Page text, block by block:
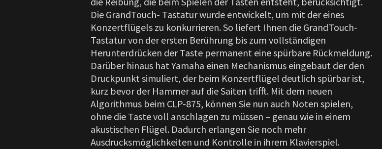
Die GrandTouch- Tastatur wurde entwickelt, um mit der eines
Konzertflügels zu konkurrieren. So liefert Ihnen die GrandTouch-
Tastatur von der ersten Berührung bis zum vollständigen
Herunterdrücken der Taste permanent eine spürbare Rückmeldung.
Darüber hinaus hat Yamaha einen Mechanismus eingebaut der den
Druckpunkt simuliert, der beim Konzertflügel deutlich spürbar ist,
kurz bevor der Hammer auf die Saiten trifft. Mit dem neuen
Algorithmus beim CLP-875, können Sie nun auch Noten spielen,
ohne die Taste voll anschlagen zu müssen – genau wie in einem
akustischen Flügel. Dadurch erlangen Sie noch mehr
Ausdrucksmöglichkeiten und Kontrolle in ihrem Klavierspiel.